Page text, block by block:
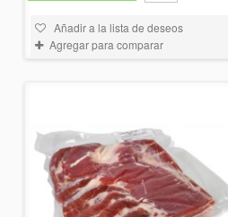
Añadir a la lista de deseos
Agregar para comparar